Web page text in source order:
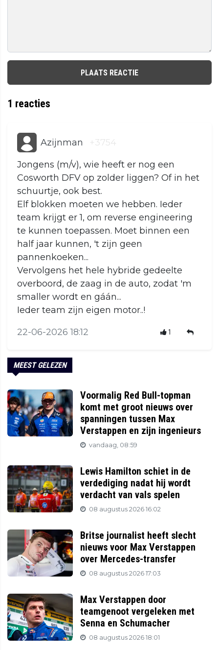
PLAATS REACTIE
1 reacties
Azijnman +3754
Jongens (m/v), wie heeft er nog een
Cosworth DFV op zolder liggen? Of in het
schuurtje, ook best.
Elf blokken moeten we hebben. Ieder
team krijgt er 1, om reverse engineering
te kunnen toepassen. Moet binnen een
half jaar kunnen, 't zijn geen
pannenkoeken...
Vervolgens het hele hybride gedeelte
overboord, de zaag in de auto, zodat 'm
smaller wordt en gáán...
Ieder team zijn eigen motor..!
22-06-2026 18:12 1
MEEST GELEZEN
Voormalig Red Bull-topman
komt met groot nieuws over
spanningen tussen Max
Verstappen en zijn ingenieurs
vandaag, 08:59
Lewis Hamilton schiet in de
verdediging nadat hij wordt
verdacht van vals spelen
08 augustus 2026 16:02
Britse journalist heeft slecht
nieuws voor Max Verstappen
over Mercedes-transfer
08 augustus 2026 17:03
Max Verstappen door
teamgenoot vergeleken met
Senna en Schumacher
08 augustus 2026 18:01